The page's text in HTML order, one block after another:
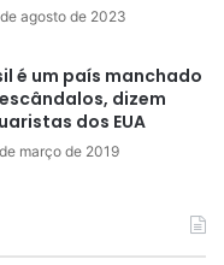
agosto de 2023
é um país manchado
dizem
dos EUA
março de 2019